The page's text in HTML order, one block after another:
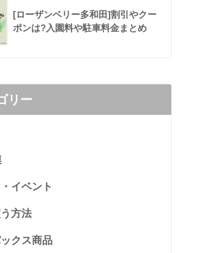
[ローザンベリー多和田]割引やクー
ポンは?入園料や駐車料金まとめ
リー
イベント
方法
クス商品